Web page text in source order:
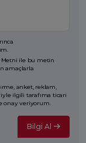
Metni ile bu metin
amaçlarla
anket, reklam,
ilgili tarafıma ticari
onay veriyorum.
Bilgi Al